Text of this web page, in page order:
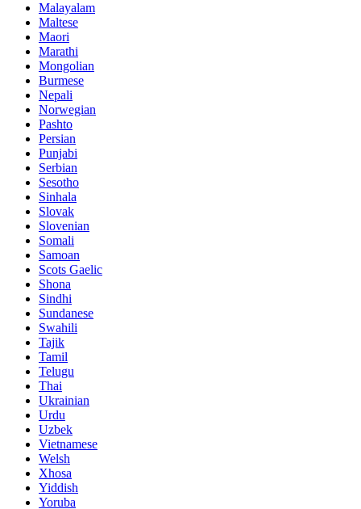
Malayalam
Maltese
Maori
Marathi
Mongolian
Burmese
Nepali
Norwegian
Pashto
Persian
Punjabi
Serbian
Sesotho
Sinhala
Slovak
Slovenian
Somali
Samoan
Scots Gaelic
Shona
Sindhi
Sundanese
Swahili
Tajik
Tamil
Telugu
Thai
Ukrainian
Urdu
Uzbek
Vietnamese
Welsh
Xhosa
Yiddish
Yoruba